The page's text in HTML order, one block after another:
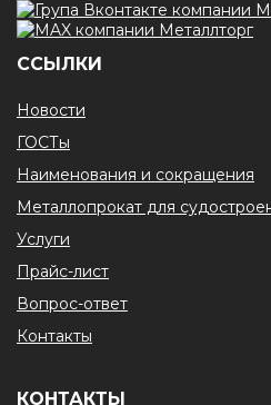
ССЫЛКИ
Новости
ГОСТы
Наименования и сокращения
Металлопрокат для
Услуги
Прайс-лист
Вопрос-ответ
Контакты
КОНТАКТЫ